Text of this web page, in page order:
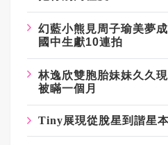
幻藍小熊見周子瑜美夢
國中生獻10連拍
林逸欣雙胞胎妹妹久久
被瞞一個月
Tiny展現從脫星到諧星